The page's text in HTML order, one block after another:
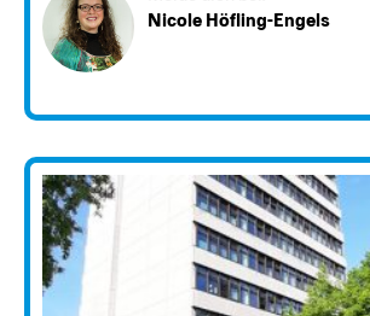
Nicole Höfling-Engels